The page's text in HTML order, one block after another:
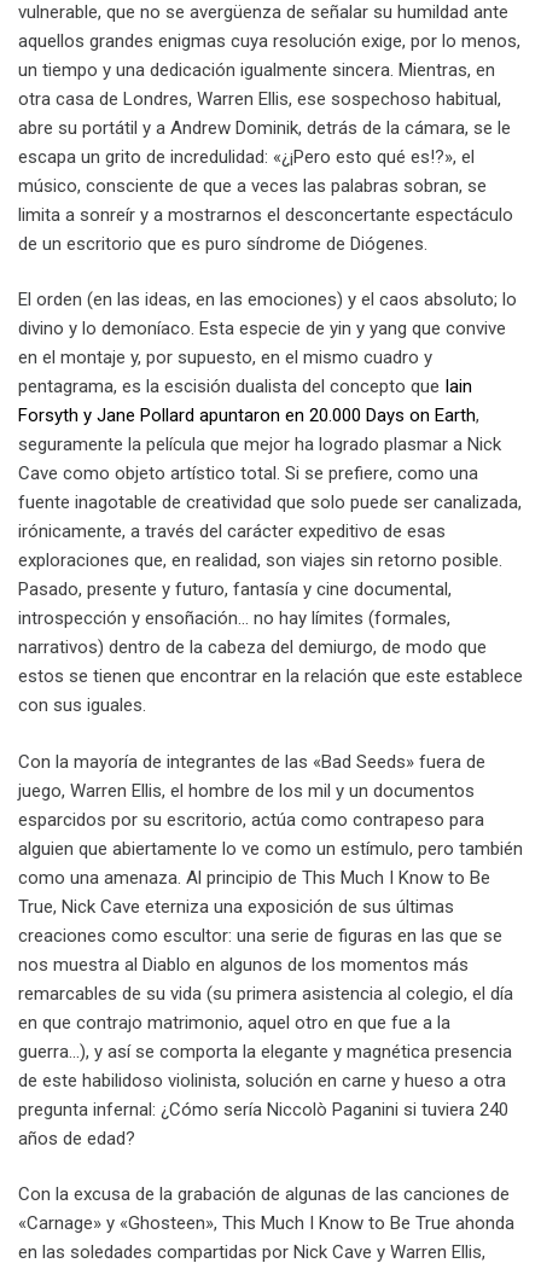
vulnerable, que no se avergüenza de señalar su humildad ante
aquellos grandes enigmas cuya resolución exige, por lo menos,
un tiempo y una dedicación igualmente sincera. Mientras, en
otra casa de Londres, Warren Ellis, ese sospechoso habitual,
abre su portátil y a Andrew Dominik, detrás de la cámara, se le
escapa un grito de incredulidad: «¿¡Pero esto qué es!?», el
músico, consciente de que a veces las palabras sobran, se
limita a sonreír y a mostrarnos el desconcertante espectáculo
de un escritorio que es puro síndrome de Diógenes.
El orden (en las ideas, en las emociones) y el caos absoluto; lo
divino y lo demoníaco. Esta especie de yin y yang que convive
en el montaje y, por supuesto, en el mismo cuadro y
pentagrama, es la escisión dualista del concepto que Iain
Forsyth y Jane Pollard apuntaron en 20.000 Days on Earth,
seguramente la película que mejor ha logrado plasmar a Nick
Cave como objeto artístico total. Si se prefiere, como una
fuente inagotable de creatividad que solo puede ser canalizada,
irónicamente, a través del carácter expeditivo de esas
exploraciones que, en realidad, son viajes sin retorno posible.
Pasado, presente y futuro, fantasía y cine documental,
introspección y ensoñación… no hay límites (formales,
narrativos) dentro de la cabeza del demiurgo, de modo que
estos se tienen que encontrar en la relación que este establece
con sus iguales.
Con la mayoría de integrantes de las «Bad Seeds» fuera de
juego, Warren Ellis, el hombre de los mil y un documentos
esparcidos por su escritorio, actúa como contrapeso para
alguien que abiertamente lo ve como un estímulo, pero también
como una amenaza. Al principio de This Much I Know to Be
True, Nick Cave eterniza una exposición de sus últimas
creaciones como escultor: una serie de figuras en las que se
nos muestra al Diablo en algunos de los momentos más
remarcables de su vida (su primera asistencia al colegio, el día
en que contrajo matrimonio, aquel otro en que fue a la
guerra…), y así se comporta la elegante y magnética presencia
de este habilidoso violinista, solución en carne y hueso a otra
pregunta infernal: ¿Cómo sería Niccolò Paganini si tuviera 240
años de edad?
Con la excusa de la grabación de algunas de las canciones de
«Carnage» y «Ghosteen», This Much I Know to Be True ahonda
en las soledades compartidas por Nick Cave y Warren Ellis,